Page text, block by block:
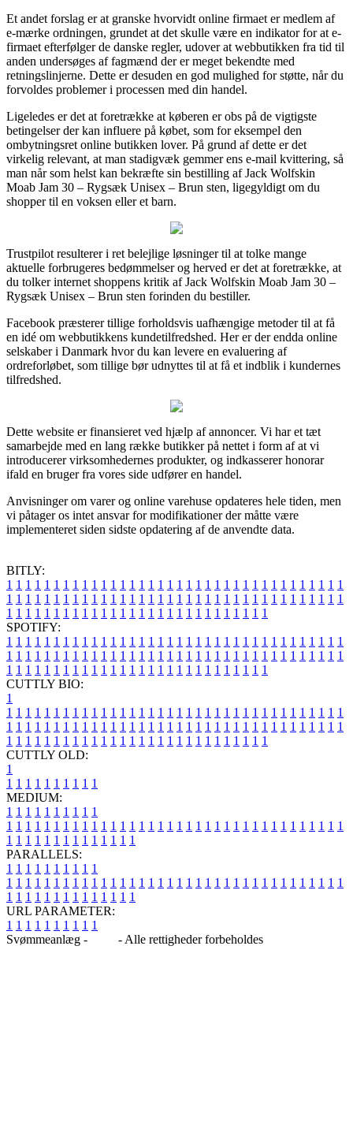
Et andet forslag er at granske hvorvidt online firmaet er medlem af
e-mærke ordningen, grundet at det skulle være en indikator for at e-
firmaet efterfølger de danske regler, udover at webbutikken fra tid til
anden undersøges af fagmænd der er meget bekendte med
retningslinjerne. Dette er desuden en god mulighed for støtte, når du
forvoldes problemer i processen med din handel.
Ligeledes er det at foretrække at køberen er obs på de vigtigste
betingelser der kan influere på købet, som for eksempel den
ombytningsret online butikken lover. På grund af dette er det
virkelig relevant, at man stadigvæk gemmer ens e-mail kvittering, så
man når som helst kan bekræfte sin bestilling af Jack Wolfskin
Moab Jam 30 – Rygsæk Unisex – Brun sten, ligegyldigt om du
shopper til en voksen eller et barn.
Trustpilot resulterer i ret belejlige løsninger til at tolke mange
aktuelle forbrugeres bedømmelser og herved er det at foretrække, at
du tolker internet shoppens kritik af Jack Wolfskin Moab Jam 30 –
Rygsæk Unisex – Brun sten forinden du bestiller.
Facebook præsterer tillige forholdsvis uafhængige metoder til at få
en idé om webbutikkens kundetilfredshed. Her er der endda online
selskaber i Danmark hvor du kan levere en evaluering af
ordreforløbet, som tillige bør udnyttes til at få et indblik i kundernes
tilfredshed.
Dette website er finansieret ved hjælp af annoncer. Vi har et tæt
samarbejde med en lang række butikker på nettet i form af at vi
introducerer virksomhedernes produkter, og indkasserer honorar
ifald en bruger fra vores side udfører en handel.
Anvisninger om varer og online varehuse opdateres hele tiden, men
vi påtager os intet ansvar for modifikationer der måtte være
implementeret siden sidste opdatering af de anvendte data.
BITLY:
1 1 1 1 1 1 1 1 1 1 1 1 1 1 1 1 1 1 1 1 1 1 1 1 1 1 1 1 1 1 1 1 1 1 1 1
1 1 1 1 1 1 1 1 1 1 1 1 1 1 1 1 1 1 1 1 1 1 1 1 1 1 1 1 1 1 1 1 1 1 1 1
1 1 1 1 1 1 1 1 1 1 1 1 1 1 1 1 1 1 1 1 1 1 1 1 1 1 1 1
SPOTIFY:
1 1 1 1 1 1 1 1 1 1 1 1 1 1 1 1 1 1 1 1 1 1 1 1 1 1 1 1 1 1 1 1 1 1 1 1
1 1 1 1 1 1 1 1 1 1 1 1 1 1 1 1 1 1 1 1 1 1 1 1 1 1 1 1 1 1 1 1 1 1 1 1
1 1 1 1 1 1 1 1 1 1 1 1 1 1 1 1 1 1 1 1 1 1 1 1 1 1 1 1
CUTTLY BIO:
1
1 1 1 1 1 1 1 1 1 1 1 1 1 1 1 1 1 1 1 1 1 1 1 1 1 1 1 1 1 1 1 1 1 1 1 1
1 1 1 1 1 1 1 1 1 1 1 1 1 1 1 1 1 1 1 1 1 1 1 1 1 1 1 1 1 1 1 1 1 1 1 1
1 1 1 1 1 1 1 1 1 1 1 1 1 1 1 1 1 1 1 1 1 1 1 1 1 1 1 1
CUTTLY OLD:
1
1 1 1 1 1 1 1 1 1 1
MEDIUM:
1 1 1 1 1 1 1 1 1 1
1 1 1 1 1 1 1 1 1 1 1 1 1 1 1 1 1 1 1 1 1 1 1 1 1 1 1 1 1 1 1 1 1 1 1 1
1 1 1 1 1 1 1 1 1 1 1 1 1 1
PARALLELS:
1 1 1 1 1 1 1 1 1 1
1 1 1 1 1 1 1 1 1 1 1 1 1 1 1 1 1 1 1 1 1 1 1 1 1 1 1 1 1 1 1 1 1 1 1 1
1 1 1 1 1 1 1 1 1 1 1 1 1 1
URL PARAMETER:
1 1 1 1 1 1 1 1 1 1
Svømmeanlæg -
- Alle rettigheder forbeholdes